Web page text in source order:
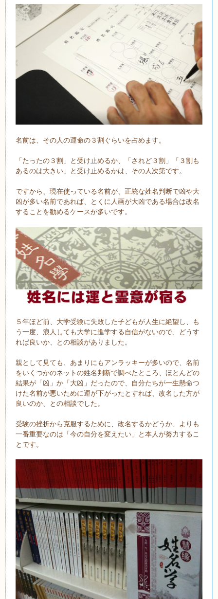
名前は、その人の運命の３割ぐらいを占めます。
「たったの３割」と受け止めるか、「されど３割」「３割も
あるのは大きい」と受け止めるかは、その人次第です。
ですから、現在使っている名前が、正統な姓名判断で凶や大
凶が多い名前であれば、とくに人画が大凶である場合は改名
することを勧めるケースが多いです。
５年ほど前、大学受験に失敗した子どもが人生に絶望し、も
う一度、浪人しても大学に進学する自信がないので、どうす
れば良いか、との相談がありました。
親として見ても、あまりにもアンラッキーが多いので、名前
をいくつかのネットの姓名判断で調べたところ、ほとんどの
結果が「凶」か「大凶」だったので、自分たちが一生懸命つ
けた名前が悪いために運が下がったとすれば、改名した方が
良いのか、との相談でした。
受験の挫折から克服するために、改名するかどうか、よりも
一番重要なのは「今の自分を変えたい」と本人が努力するこ
とです。